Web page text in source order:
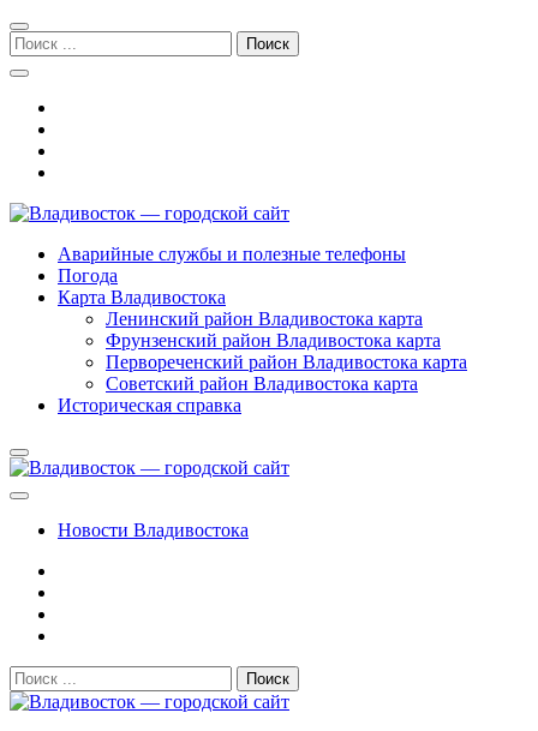
Перейти
к
навигации
Перейти
к
содержимому
Поиск:
Владивосток — городской сайт
Аварийные службы и полезные телефоны
Погода
Карта Владивостока
Ленинский район Владивостока карта
Фрунзенский район Владивостока карта
Первореченский район Владивостока карта
Советский район Владивостока карта
Историческая справка
Новости Владивостока
Поиск: